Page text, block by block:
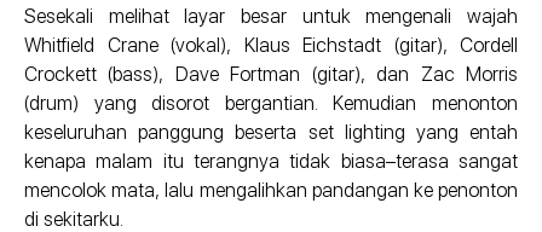
Sesekali melihat layar besar untuk mengenali wajah
Whitfield Crane (vokal), Klaus Eichstadt (gitar), Cordell
Crockett (bass), Dave Fortman (gitar), dan Zac Morris
(drum) yang disorot bergantian. Kemudian menonton
keseluruhan panggung beserta set lighting yang entah
kenapa malam itu terangnya tidak biasa–terasa sangat
mencolok mata, lalu mengalihkan pandangan ke penonton
di sekitarku.